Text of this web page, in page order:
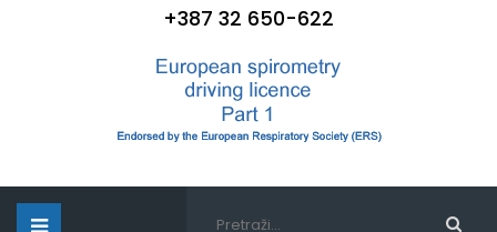
+387 32 650-622